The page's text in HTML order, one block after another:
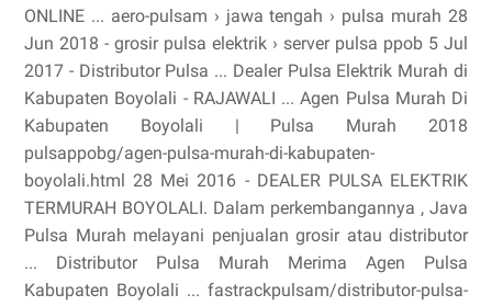
ONLINE ... aero-pulsam › jawa tengah › pulsa murah 28
Jun 2018 - grosir pulsa elektrik › server pulsa ppob 5 Jul
2017 - Distributor Pulsa ... Dealer Pulsa Elektrik Murah di
Kabupaten Boyolali - RAJAWALI ... Agen Pulsa Murah Di
Kabupaten Boyolali | Pulsa Murah 2018
pulsappobg/agen-pulsa-murah-di-kabupaten-
boyolali.html 28 Mei 2016 - DEALER PULSA ELEKTRIK
TERMURAH BOYOLALI. Dalam perkembangannya , Java
Pulsa Murah melayani penjualan grosir atau distributor
... Distributor Pulsa Murah Merima Agen Pulsa
Kabupaten Boyolali ... fastrackpulsam/distributor-pulsa-